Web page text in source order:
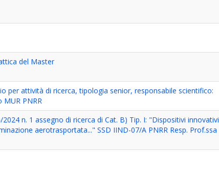
del Master
per attività di ricerca, tipologia senior, responsabile scientifico:
PNRR
n. 1 assegno di ricerca di Cat. B) Tip. I: "Dispositivi innovativi
aerotrasportata..." SSD IIND-07/A PNRR Resp. Prof.ssa